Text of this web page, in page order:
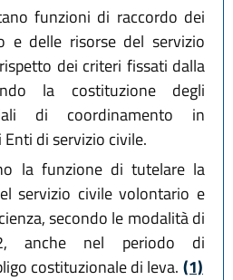
funzioni di raccordo dei
e delle risorse del servizio
dei criteri fissati dalla
la costituzione degli
di coordinamento in
di servizio civile.
la funzione di tutelare la
servizio civile volontario e
secondo le modalità di
anche nel periodo di
costituzionale di leva. (1)